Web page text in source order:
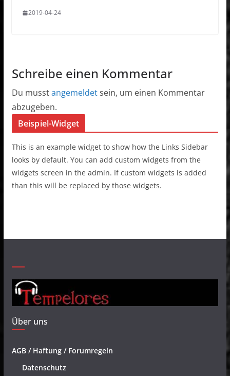
2019-04-24
Schreibe einen Kommentar
Du musstangemeldetsein, um einen Kommentar
abzugeben.
Beispiel-Widget
This is an example widget to show how the Links Sidebar
looks by default. You can add custom widgets from the
widgets screen in the admin. If custom widgets is added
than this will be replaced by those widgets.
Über uns
AGB / Haftung / Forumregeln
Datenschutz